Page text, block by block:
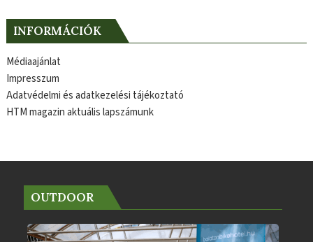
INFORMÁCIÓK
Médiaajánlat
Impresszum
Adatvédelmi és adatkezelési tájékoztató
HTM magazin aktuális lapszámunk
OUTDOOR